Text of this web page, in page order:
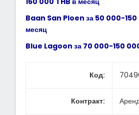
Baan San Ploen за 50 000-150
месяц
Blue Lagoon за 70 000-150
Код:
Контракт: